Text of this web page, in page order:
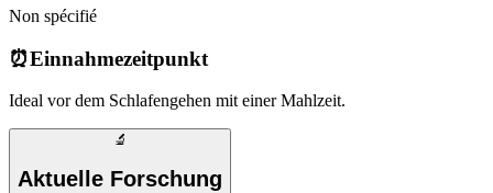
Non spécifié
⏰Einnahmezeitpunkt
Ideal vor dem Schlafengehen mit einer Mahlzeit.
🔬
Aktuelle Forschung